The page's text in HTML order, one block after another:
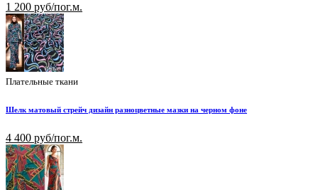
1 200 руб/пог.м.
Плательные ткани
Шелк матовый стрейч дизайн разноцветные мазки на черном фоне
4 400 руб/пог.м.